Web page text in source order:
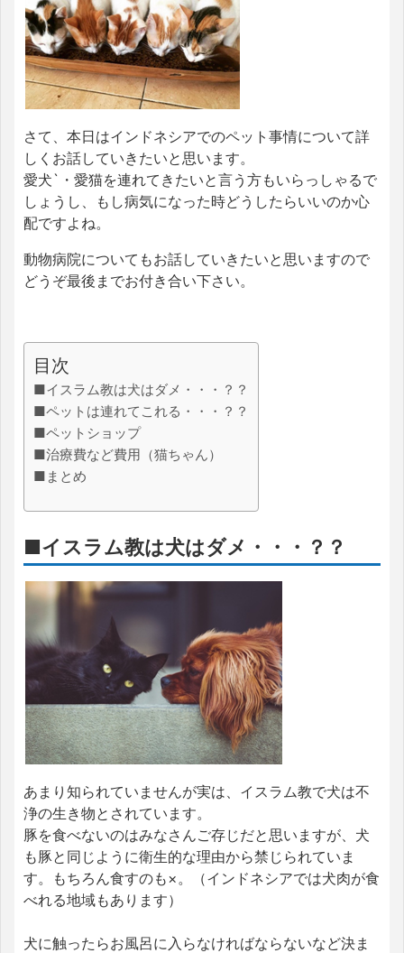
さて、本日はインドネシアでのペット事情について詳
しくお話していきたいと思います。
愛犬`・愛猫を連れてきたいと言う方もいらっしゃるで
しょうし、もし病気になった時どうしたらいいのか心
配ですよね。
動物病院についてもお話していきたいと思いますので
どうぞ最後までお付き合い下さい。
目次
■イスラム教は犬はダメ・・・？？
■ペットは連れてこれる・・・？？
■ペットショップ
■治療費など費用（猫ちゃん）
■まとめ
■イスラム教は犬はダメ・・・？？
あまり知られていませんが実は、イスラム教で犬は不
浄の生き物とされています。
豚を食べないのはみなさんご存じだと思いますが、犬
も豚と同じように衛生的な理由から禁じられていま
す。もちろん食すのも×。（インドネシアでは犬肉が食
べれる地域もあります）
犬に触ったらお風呂に入らなければならないなど決ま